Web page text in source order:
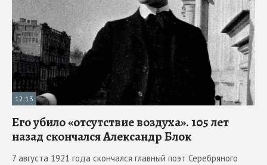
12:13
Его убило «отсутствие воздуха». 105 лет
назад скончался Александр Блок
7 августа 1921 года скончался главный поэт Серебряного